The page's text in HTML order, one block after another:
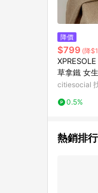
降價
$799 (降
草拿鐵 女
citiesocial
0.5%
熱銷排